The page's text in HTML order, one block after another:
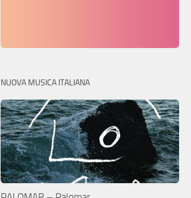
NUOVA MUSICA ITALIANA